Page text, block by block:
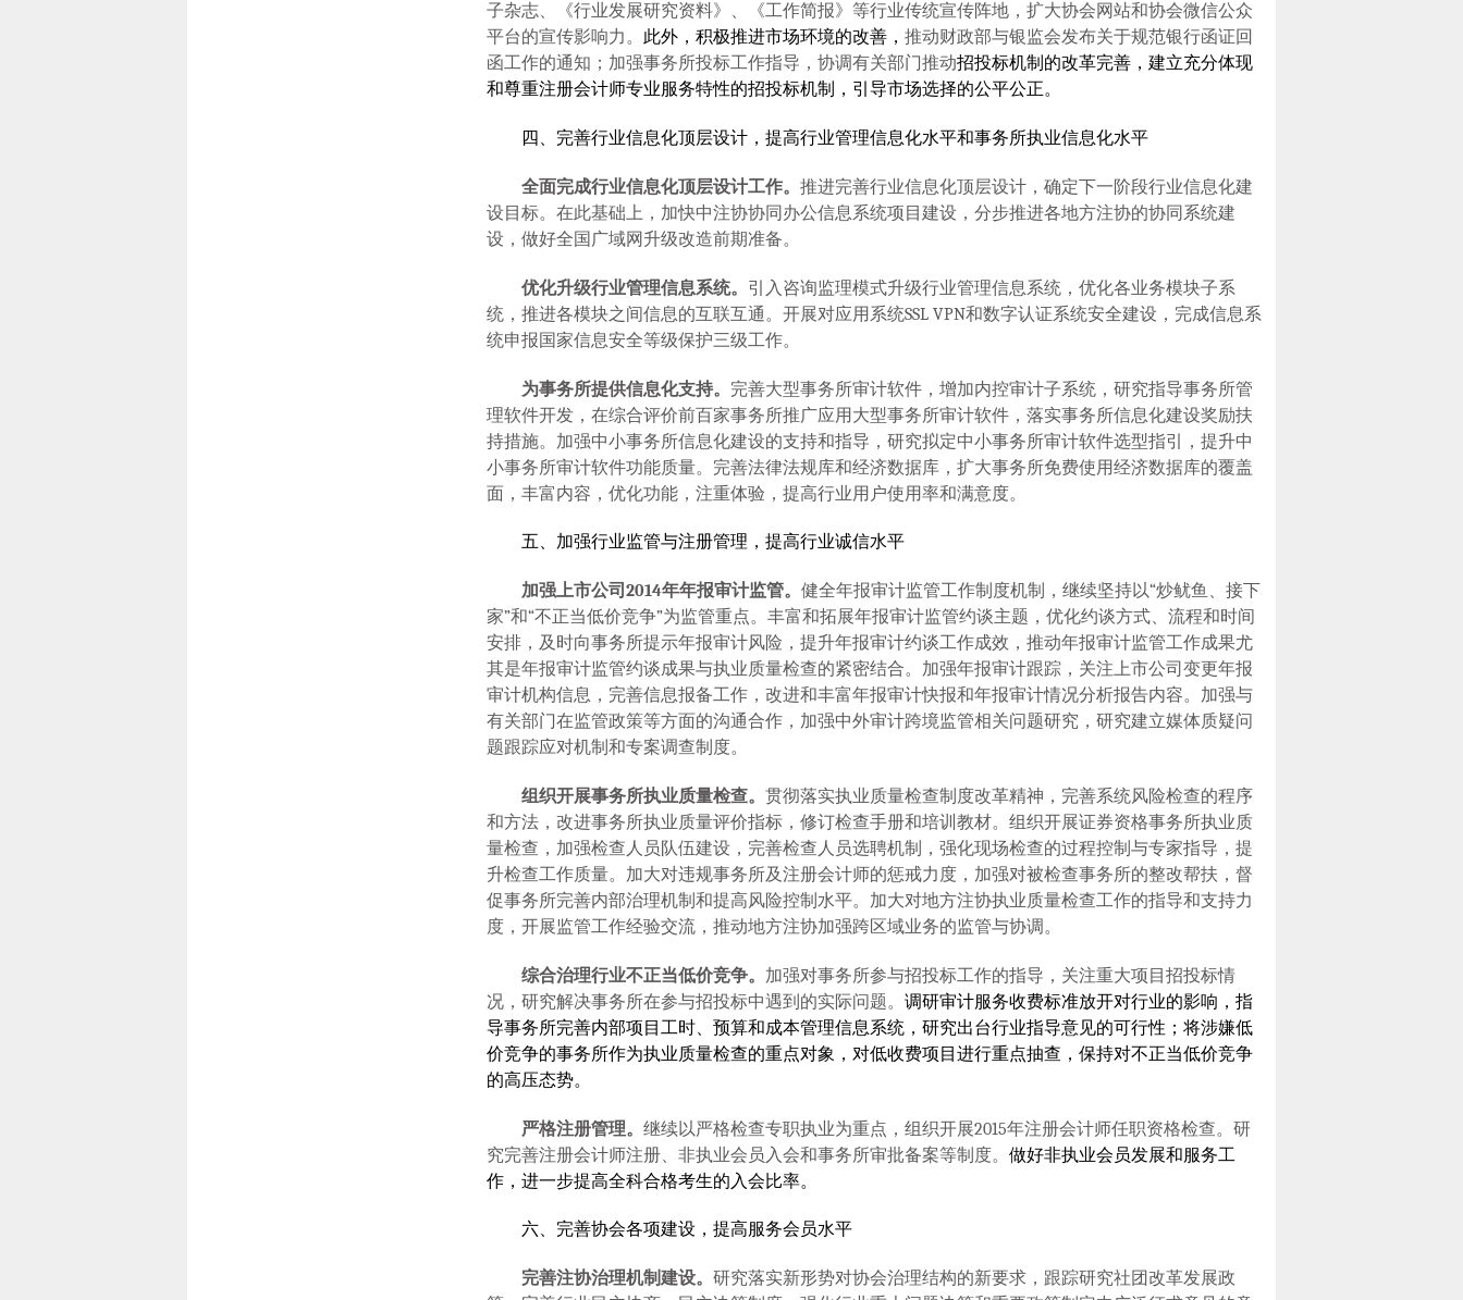
子杂志、《行业发展研究资料》、《工作简报》等行业传统宣传阵地，扩大协会网站和协会微信公众
平台的宣传影响力。 此外，积极推进市场环境的改善， 推动财政部与银监会发布关于规范银行函证回
函工作的通知；加强事务所投标工作指导，协调有关部门推动招投标机制的改革完善，建立充分体现
和尊重注册会计师专业服务特性的招投标机制，引导市场选择的公平公正。
四、完善行业信息化顶层设计，提高行业管理信息化水平和事务所执业信息化水平
全面完成行业信息化顶层设计工作。推进完善行业信息化顶层设计，确定下一阶段行业信息化建
设目标。在此基础上，加快中注协协同办公信息系统项目建设，分步推进各地方注协的协同系统建
设，做好全国广域网升级改造前期准备。
优化升级行业管理信息系统。 引入咨询监理模式升级行业管理信息系统，优化各业务模块子系
统，推进各模块之间信息的互联互通。开展对应用系统SSL VPN和数字认证系统安全建设，完成信息系
统申报国家信息安全等级保护三级工作。
为事务所提供信息化支持。 完善大型事务所审计软件，增加内控审计子系统，研究指导事务所管
理软件开发，在综合评价前百家事务所推广应用大型事务所审计软件，落实事务所信息化建设奖励扶
持措施。加强中小事务所信息化建设的支持和指导，研究拟定中小事务所审计软件选型指引，提升中
小事务所审计软件功能质量。完善法律法规库和经济数据库，扩大事务所免费使用经济数据库的覆盖
面，丰富内容，优化功能，注重体验，提高行业用户使用率和满意度。
五、加强行业监管与注册管理，提高行业诚信水平
加强上市公司2014年年报审计监管。健全年报审计监管工作制度机制，继续坚持以“炒鱿鱼、接下
家”和“不正当低价竞争”为监管重点。丰富和拓展年报审计监管约谈主题，优化约谈方式、流程和时间
安排，及时向事务所提示年报审计风险，提升年报审计约谈工作成效，推动年报审计监管工作成果尤
其是年报审计监管约谈成果与执业质量检查的紧密结合。加强年报审计跟踪，关注上市公司变更年报
审计机构信息，完善信息报备工作，改进和丰富年报审计快报和年报审计情况分析报告内容。加强与
有关部门在监管政策等方面的沟通合作，加强中外审计跨境监管相关问题研究，研究建立媒体质疑问
题跟踪应对机制和专案调查制度。
组织开展事务所执业质量检查。贯彻落实执业质量检查制度改革精神，完善系统风险检查的程序
和方法，改进事务所执业质量评价指标，修订检查手册和培训教材。组织开展证券资格事务所执业质
量检查，加强检查人员队伍建设，完善检查人员选聘机制，强化现场检查的过程控制与专家指导，提
升检查工作质量。加大对违规事务所及注册会计师的惩戒力度，加强对被检查事务所的整改帮扶，督
促事务所完善内部治理机制和提高风险控制水平。加大对地方注协执业质量检查工作的指导和支持力
度，开展监管工作经验交流，推动地方注协加强跨区域业务的监管与协调。
综合治理行业不正当低价竞争。 加强对事务所参与招投标工作的指导，关注重大项目招投标情
况，研究解决事务所在参与招投标中遇到的实际问题。 调研审计服务收费标准放开对行业的影响，指
导事务所完善内部项目工时、预算和成本管理信息系统，研究出台行业指导意见的可行性；将涉嫌低
价竞争的事务所作为执业质量检查的重点对象，对低收费项目进行重点抽查，保持对不正当低价竞争
的高压态势。
严格注册管理。继续以严格检查专职执业为重点，组织开展2015年注册会计师任职资格检查。研
究完善注册会计师注册、非执业会员入会和事务所审批备案等制度。 做好非执业会员发展和服务工
作，进一步提高全科合格考生的入会比率。
六、完善协会各项建设，提高服务会员水平
完善注协治理机制建设。研究落实新形势对协会治理结构的新要求，跟踪研究社团改革发展政